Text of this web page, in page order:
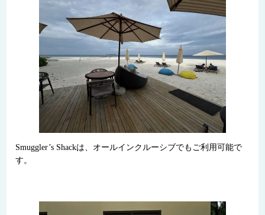
Smuggler’s Shackは、オールインクルーシブでもご利用可能で
す。